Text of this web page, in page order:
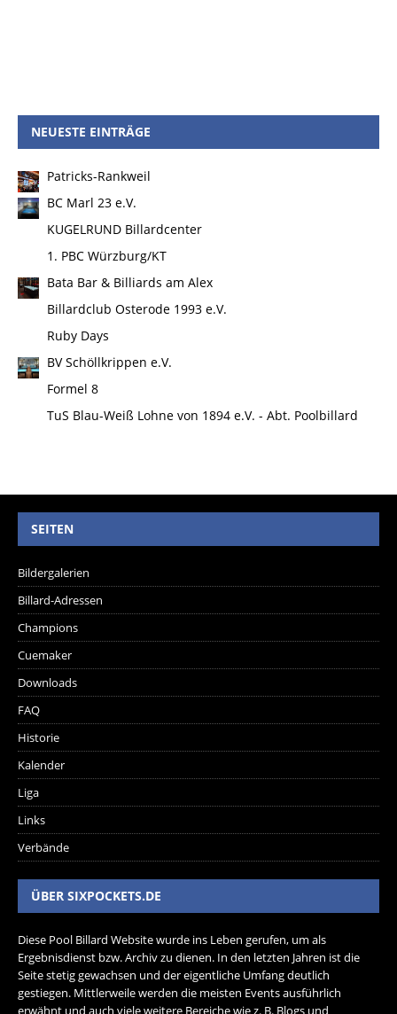
NEUESTE EINTRÄGE
Patricks-Rankweil
BC Marl 23 e.V.
KUGELRUND Billardcenter
1. PBC Würzburg/KT
Bata Bar & Billiards am Alex
Billardclub Osterode 1993 e.V.
Ruby Days
BV Schöllkrippen e.V.
Formel 8
TuS Blau-Weiß Lohne von 1894 e.V. - Abt. Poolbillard
SEITEN
Bildergalerien
Billard-Adressen
Champions
Cuemaker
Downloads
FAQ
Historie
Kalender
Liga
Links
Verbände
ÜBER SIXPOCKETS.DE
Diese Pool Billard Website wurde ins Leben gerufen, um als
Ergebnisdienst bzw. Archiv zu dienen. In den letzten Jahren ist die
Seite stetig gewachsen und der eigentliche Umfang deutlich
gestiegen. Mittlerweile werden die meisten Events ausführlich
erwähnt und auch viele weitere Bereiche wie z. B. Blogs und